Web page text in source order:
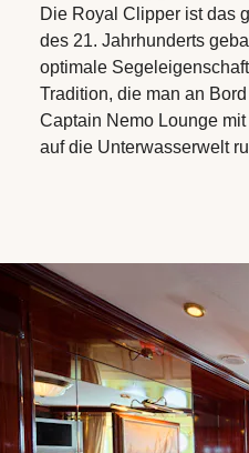
Die Royal Clipper ist das
des 21. Jahrhunderts
optimale
Tradition, die man an
Captain Nemo Lounge
auf die Unterwasserwelt